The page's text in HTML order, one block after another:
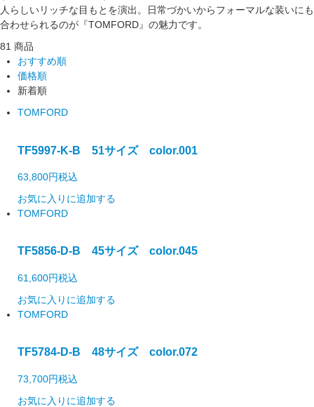
人らしいリッチな目もとを演出。日常づかいからフォーマルな装いにも
合わせられるのが『TOMFORD』の魅力です。
81 商品
おすすめ順
価格順
新着順
TOMFORD
TF5997-K-B 51サイズ color.001
63,800円税込
お気に入りに追加する
TOMFORD
TF5856-D-B 45サイズ color.045
61,600円税込
お気に入りに追加する
TOMFORD
TF5784-D-B 48サイズ color.072
73,700円税込
お気に入りに追加する